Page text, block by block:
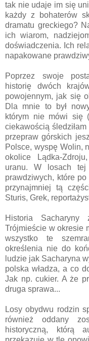
tak nie udaje im się
każdy z bohaterów
dramatu greckiego?
ich wiarom,
doświadczenia. Ich
napakowane
Poprzez swoje
historię dwóch
powojennym, jak się
Dla mnie to był
którym nie mówi się
ciekawością
przepraw górskich
Polsce, wyspę Wolin,
okolice Lądka-
uranu. W losach
prawdziwych, które
przynajmniej tą
Sturis, Grek,
Historia
Trójmieście w okresie
wszystko te
określenia nie do
ludzie jak Sacharyna
polska władza, a co
Jak np. cukier. A że
druga sprawa...
Losy obydwu rodzin
również oddany
historyczną, którą